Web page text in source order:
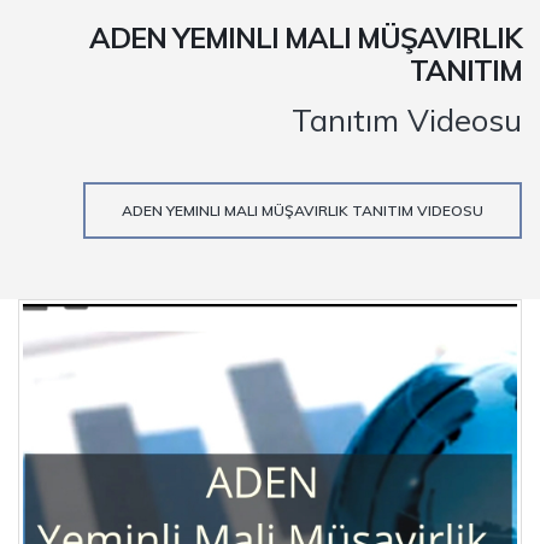
ADEN YEMINLI MALI MÜŞAVIRLIK
TANITIM
Tanıtım Videosu
ADEN YEMINLI MALI MÜŞAVIRLIK TANITIM VIDEOSU